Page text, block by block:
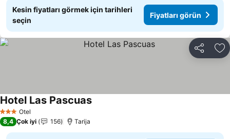
Kesin fiyatları görmek için tarihleri
seçin
Fiyatları görün
Paylaş
3 YıldızOtel
Hotel Las Pascuas
8,4 Çok iyi 156 Tarija